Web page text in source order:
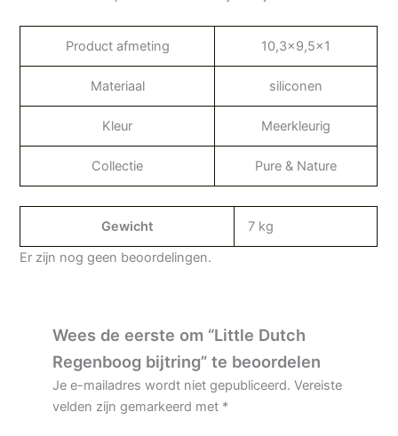
Product afmeting 10,3×9,5×1
Materiaal siliconen
Kleur Meerkleurig
Collectie Pure & Nature
Gewicht
7 kg
Er zijn nog geen beoordelingen.
Wees de eerste om “Little Dutch
Regenboog bijtring” te beoordelen
Je e-mailadres wordt niet gepubliceerd. Vereiste
velden zijn gemarkeerd met *